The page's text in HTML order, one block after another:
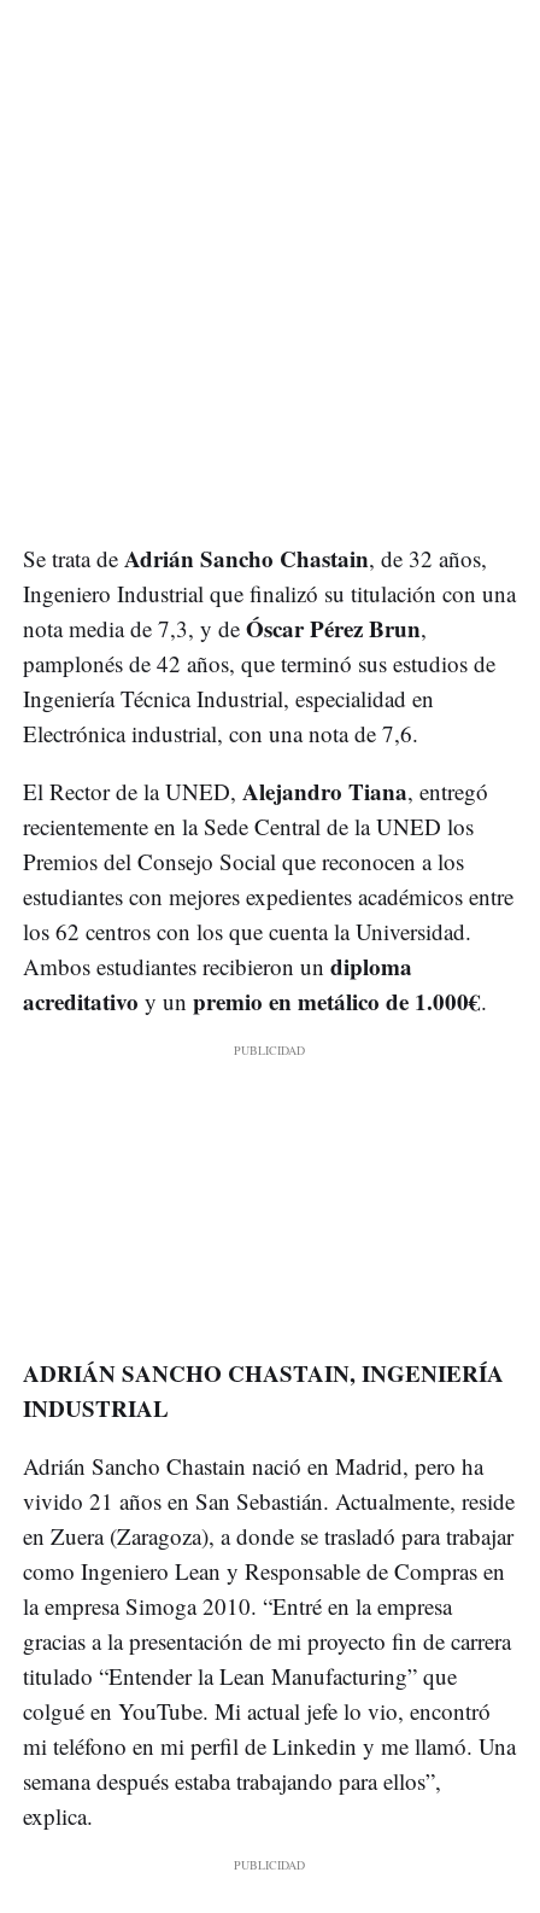
Se trata de Adrián Sancho Chastain, de 32 años,
Ingeniero Industrial que finalizó su titulación con una
nota media de 7,3, y de Óscar Pérez Brun,
pamplonés de 42 años, que terminó sus estudios de
Ingeniería Técnica Industrial, especialidad en
Electrónica industrial, con una nota de 7,6.
El Rector de la UNED, Alejandro Tiana, entregó
recientemente en la Sede Central de la UNED los
Premios del Consejo Social que reconocen a los
estudiantes con mejores expedientes académicos entre
los 62 centros con los que cuenta la Universidad.
Ambos estudiantes recibieron un diploma
acreditativo y un premio en metálico de 1.000€.
ADRIÁN SANCHO CHASTAIN, INGENIERÍA
INDUSTRIAL
Adrián Sancho Chastain nació en Madrid, pero ha
vivido 21 años en San Sebastián. Actualmente, reside
en Zuera (Zaragoza), a donde se trasladó para trabajar
como Ingeniero Lean y Responsable de Compras en
la empresa Simoga 2010. “Entré en la empresa
gracias a la presentación de mi proyecto fin de carrera
titulado “Entender la Lean Manufacturing” que
colgué en YouTube. Mi actual jefe lo vio, encontró
mi teléfono en mi perfil de Linkedin y me llamó. Una
semana después estaba trabajando para ellos”,
explica.